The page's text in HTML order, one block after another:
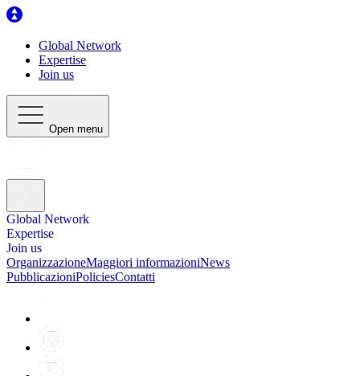
Global Network
Expertise
Join us
Open menu
Global Network
Expertise
Join us
OrganizzazioneMaggiori informazioniNews
PubblicazioniPoliciesContatti